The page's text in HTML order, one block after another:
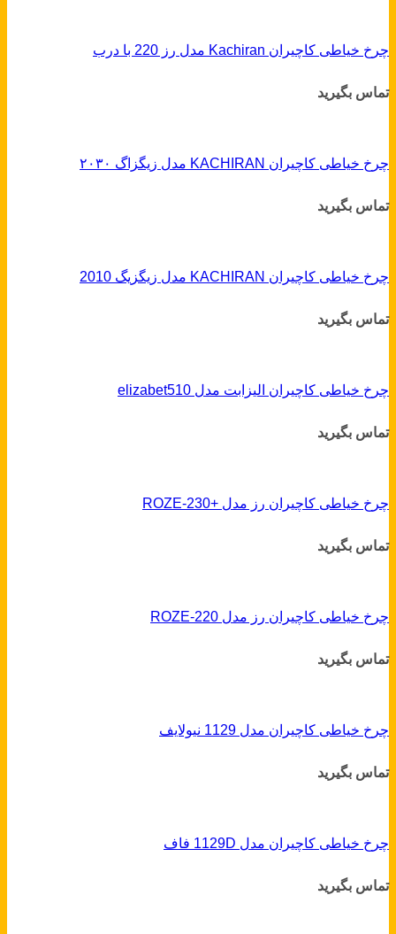
چرخ خیاطی کاچیران Kachiran مدل رز 220 با درب
تماس بگیرید
چرخ خیاطی کاچیران KACHIRAN مدل زیگزاگ ۲۰۳۰
تماس بگیرید
چرخ خیاطی کاچیران KACHIRAN مدل زیگزیگ 2010
تماس بگیرید
چرخ خیاطی کاچیران الیزابت مدل elizabet510
تماس بگیرید
چرخ خیاطی کاچیران رز مدل +ROZE-230
تماس بگیرید
چرخ خیاطی کاچیران رز مدل ROZE-220
تماس بگیرید
چرخ خیاطی کاچیران مدل 1129 نیولایف
تماس بگیرید
چرخ خیاطی کاچیران مدل 1129D فاف
تماس بگیرید